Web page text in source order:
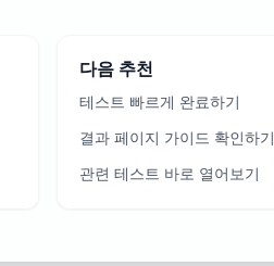
다음 추천
테스트 빠르게 완료하기
결과 페이지 가이드 확인하기
관련 테스트 바로 열어보기